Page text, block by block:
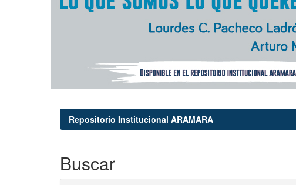
Repositorio Institucional ARAMARA
Buscar